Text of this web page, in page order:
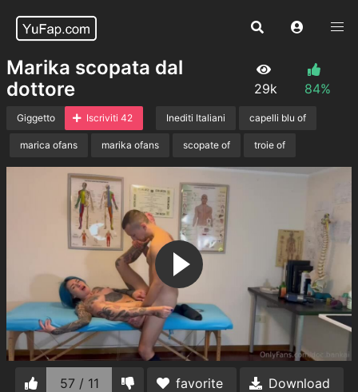
Marika scopata dal
dottore
29k 84%
Giggetto Iscriviti 42 Inediti Italiani capelli blu of
marica ofans marika ofans scopate of troie of
57 / 11 favorite Download